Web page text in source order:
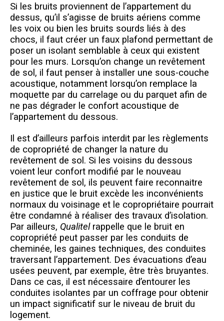
Si les bruits proviennent de l’appartement du
dessus, qu’il s’agisse de bruits aériens comme
les voix ou bien les bruits sourds liés à des
chocs, il faut créer un faux plafond permettant de
poser un isolant semblable à ceux qui existent
pour les murs. Lorsqu’on change un revêtement
de sol, il faut penser à installer une sous-couche
acoustique, notamment lorsqu’on remplace la
moquette par du carrelage ou du parquet afin de
ne pas dégrader le confort acoustique de
l’appartement du dessous.
Il est d’ailleurs parfois interdit par les règlements
de copropriété de changer la nature du
revêtement de sol. Si les voisins du dessous
voient leur confort modifié par le nouveau
revêtement de sol, ils peuvent faire reconnaitre
en justice que le bruit excède les inconvénients
normaux du voisinage et le copropriétaire pourrait
être condamné à réaliser des travaux d’isolation.
Par ailleurs, Qualitelrappelle que le bruit en
copropriété peut passer par les conduits de
cheminée, les gaines techniques, des conduites
traversant l’appartement. Des évacuations d’eau
usées peuvent, par exemple, être très bruyantes.
Dans ce cas, il est nécessaire d’entourer les
conduites isolantes par un coffrage pour obtenir
un impact significatif sur le niveau de bruit du
logement.